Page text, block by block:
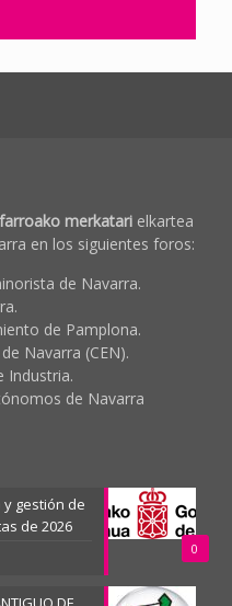
merkatarielkartea
en los siguientes foros:
de Navarra.
de Pamplona.
Navarra (CEN).
Industria.
de Navarra
0
gestión de
de 2026